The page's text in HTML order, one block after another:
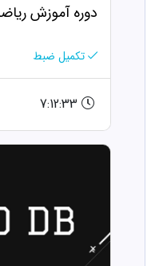
دوره آموزش
تکمیل ضبط